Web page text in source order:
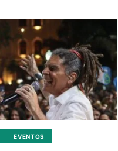
EVENTOS